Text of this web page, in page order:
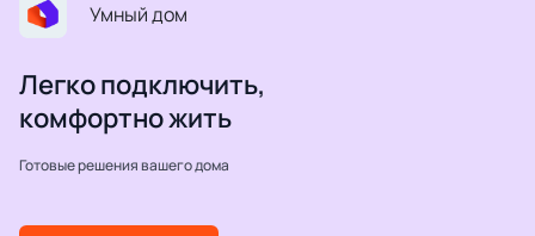
Умный дом
Легко подключить,
комфортно жить
Готовые решения вашего дома